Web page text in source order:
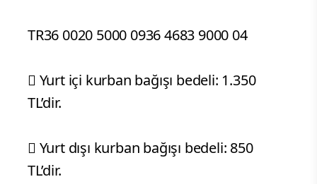
TR36 0020 5000 0936 4683 9000 04
 Yurt içi kurban bağışı bedeli: 1.350
TL’dir.
 Yurt dışı kurban bağışı bedeli: 850
TL’dir.